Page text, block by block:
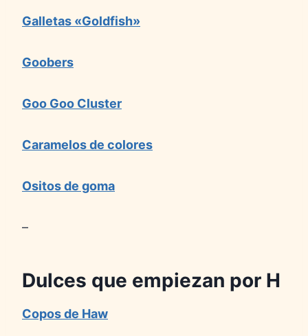
Galletas «Goldfish»
Goobers
Goo Goo Cluster
Caramelos de colores
Ositos de goma
–
Dulces que empiezan por H
Copos de Haw